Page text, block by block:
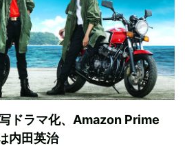
ドラマ化、Amazon Prime
内田英治